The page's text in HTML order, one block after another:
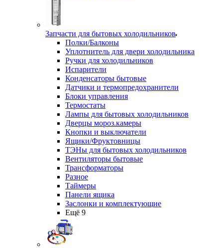
Запчасти для бытовых холодильников
Полки/Балконы
Уплотнитель для двери холодильника
Ручки для холодильников
Испарители
Конденсаторы бытовые
Датчики и термопредохранители
Блоки управления
Термостаты
Лампы для бытовых холодильников
Дверцы мороз.камеры
Кнопки и выключатели
Ящики/Фруктовницы
ТЭНы для бытовых холодильников
Вентиляторы бытовые
Трансформаторы
Разное
Таймеры
Панели ящика
Заслонки и комплектующие
Ещё 9